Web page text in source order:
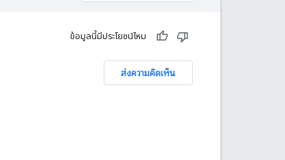
ข้อมูลนี้มีประโยชน์ไหม
ส่งความคิดเห็น